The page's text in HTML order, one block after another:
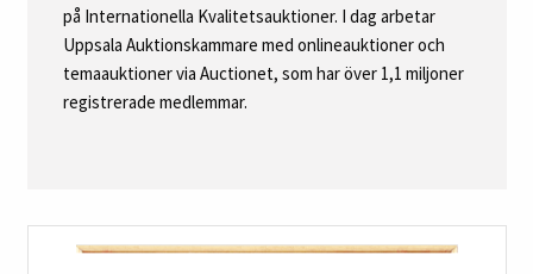
på Internationella Kvalitetsauktioner. I dag arbetar
Uppsala Auktionskammare med onlineauktioner och
temaauktioner via Auctionet, som har över 1,1 miljoner
registrerade medlemmar.